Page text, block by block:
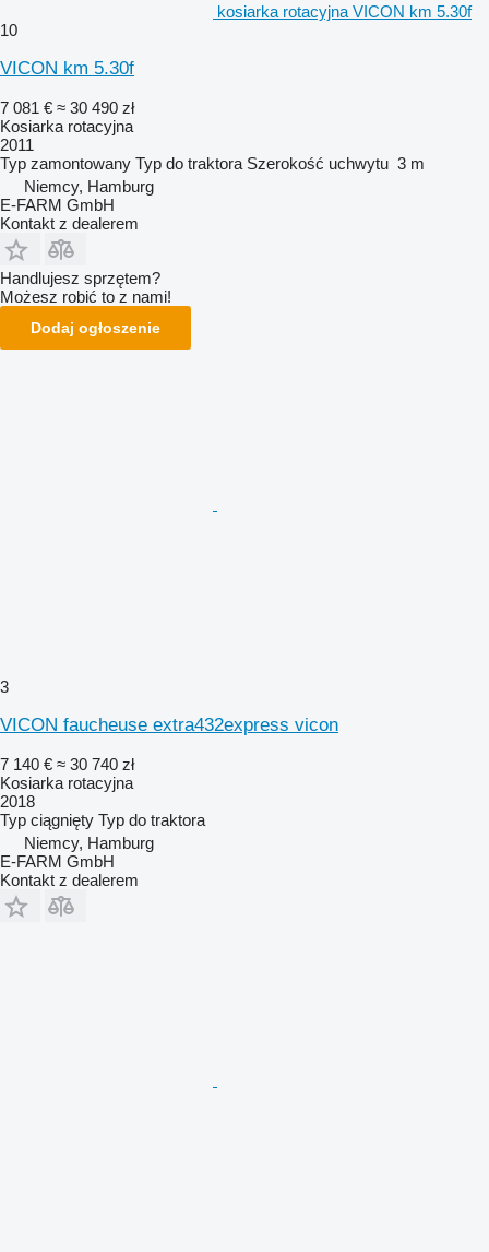
kosiarka rotacyjna VICON km 5.30f
10
VICON km 5.30f
7 081 € ≈ 30 490 zł
Kosiarka rotacyjna
2011
Typ zamontowany Typ do traktora Szerokość uchwytu 3 m
Niemcy, Hamburg
E-FARM GmbH
Kontakt z dealerem
Handlujesz sprzętem?
Możesz robić to z nami!
Dodaj ogłoszenie
3
VICON faucheuse extra432express vicon
7 140 € ≈ 30 740 zł
Kosiarka rotacyjna
2018
Typ ciągnięty Typ do traktora
Niemcy, Hamburg
E-FARM GmbH
Kontakt z dealerem